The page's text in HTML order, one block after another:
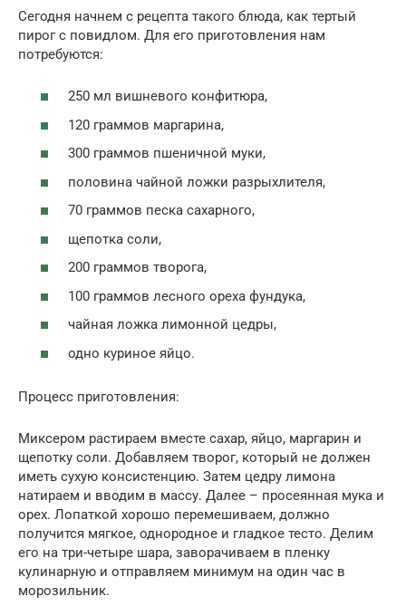
Сегодня начнем с рецепта такого блюда, как тертый
пирог с повидлом. Для его приготовления нам
потребуются:
250 мл вишневого конфитюра,
120 граммов маргарина,
300 граммов пшеничной муки,
половина чайной ложки разрыхлителя,
70 граммов песка сахарного,
щепотка соли,
200 граммов творога,
100 граммов лесного ореха фундука,
чайная ложка лимонной цедры,
одно куриное яйцо.
Процесс приготовления:
Миксером растираем вместе сахар, яйцо, маргарин и
щепотку соли. Добавляем творог, который не должен
иметь сухую консистенцию. Затем цедру лимона
натираем и вводим в массу. Далее – просеянная мука и
орех. Лопаткой хорошо перемешиваем, должно
получится мягкое, однородное и гладкое тесто. Делим
его на три-четыре шара, заворачиваем в пленку
кулинарную и отправляем минимум на один час в
морозильник.